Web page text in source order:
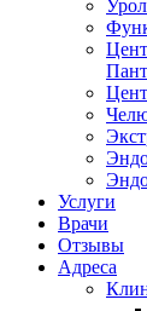
Услуги
Врачи
Отзывы
Адреса